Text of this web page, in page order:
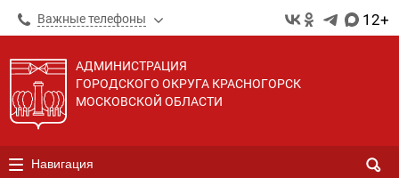
Важные телефоны 12+
АДМИНИСТРАЦИЯ
ГОРОДСКОГО ОКРУГА КРАСНОГОРСК
МОСКОВСКОЙ ОБЛАСТИ
Навигация